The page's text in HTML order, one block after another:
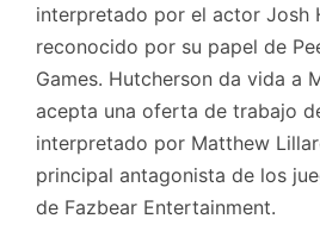
interpretado por el actor Josh
reconocido por su papel de
Games. Hutcherson da vida a
acepta una oferta de trabajo
interpretado por Matthew
principal antagonista de los
de Fazbear Entertainment.